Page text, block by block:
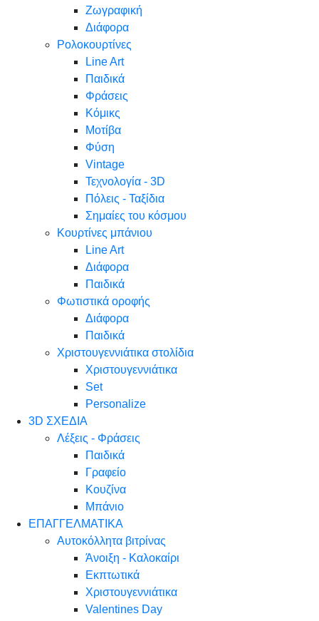
Ζωγραφική
Διάφορα
Ρολοκουρτίνες
Line Art
Παιδικά
Φράσεις
Κόμικς
Μοτίβα
Φύση
Vintage
Τεχνολογία - 3D
Πόλεις - Ταξίδια
Σημαίες του κόσμου
Κουρτίνες μπάνιου
Line Art
Διάφορα
Παιδικά
Φωτιστικά οροφής
Διάφορα
Παιδικά
Χριστουγεννιάτικα στολίδια
Χριστουγεννιάτικα
Set
Personalize
3D ΣΧΕΔΙΑ
Λέξεις - Φράσεις
Παιδικά
Γραφείο
Κουζίνα
Μπάνιο
ΕΠΑΓΓΕΛΜΑΤΙΚΑ
Αυτοκόλλητα βιτρίνας
Άνοιξη - Καλοκαίρι
Εκπτωτικά
Χριστουγεννιάτικα
Valentines Day